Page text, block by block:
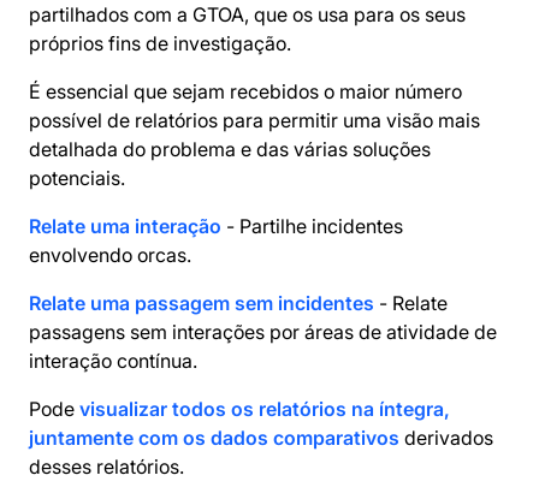
partilhados com a GTOA, que os usa para os seus
próprios fins de investigação.
É essencial que sejam recebidos o maior número
possível de relatórios para permitir uma visão mais
detalhada do problema e das várias soluções
potenciais.
Relate uma interação - Partilhe incidentes
envolvendo orcas.
Relate uma passagem sem incidentes - Relate
passagens sem interações por áreas de atividade de
interação contínua.
Pode visualizar todos os relatórios na íntegra,
juntamente com os dados comparativos derivados
desses relatórios.